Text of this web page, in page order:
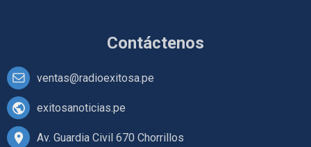
Contáctenos
ventas@radioexitosa.pe
exitosanoticias.pe
Av. Guardia Civil 670 Chorrillos